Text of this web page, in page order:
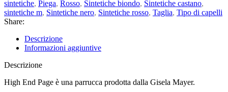
sintetiche, Piega, Rosso, Sintetiche biondo, Sintetiche castano,
sintetiche m, Sintetiche nero, Sintetiche rosso, Taglia, Tipo di capelli
Share:
Descrizione
Informazioni aggiuntive
Descrizione
High End Page è una parrucca prodotta dalla Gisela Mayer.